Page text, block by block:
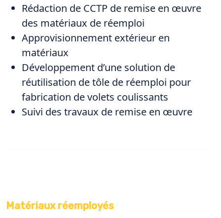
Rédaction de CCTP de remise en œuvre
des matériaux de réemploi
Approvisionnement extérieur en
matériaux
Développement d’une solution de
réutilisation de tôle de réemploi pour
fabrication de volets coulissants
Suivi des travaux de remise en œuvre
Matériaux réemployés